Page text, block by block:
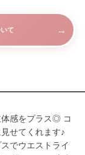
て →
体感をプラス◎ コ
せてくれます♪
でウエストライ